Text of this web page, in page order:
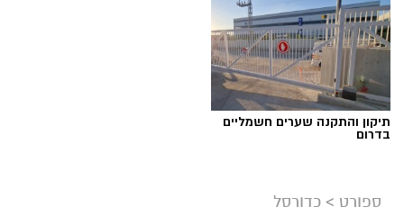
תיקון והתקנה שערים חשמליים
בדרום
ספורט > כדורסל